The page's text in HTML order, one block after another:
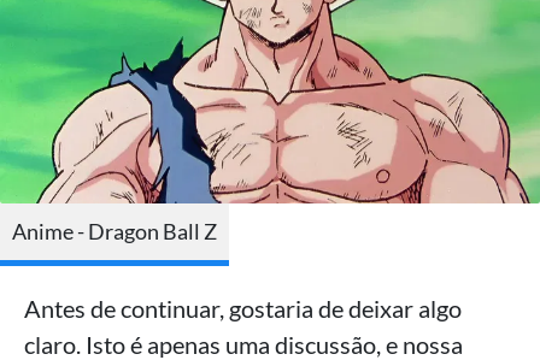
Anime - Dragon Ball Z
Antes de continuar, gostaria de deixar algo
claro. Isto é apenas uma discussão, e nossa